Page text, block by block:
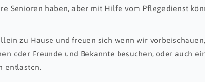
Senioren haben, aber mit Hilfe vom Pflegedienst
zu Hause und freuen sich wenn wir
oder Freunde und Bekannte besuchen, oder auch
entlasten.